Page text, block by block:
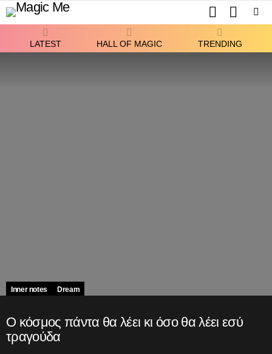
SWITCH
SKIN
LATEST HALL OF MAGIC TRENDING
Inner notes Dream
Ο κόσμος πάντα θα λέει κι όσο θα λέει εσύ
τραγούδα